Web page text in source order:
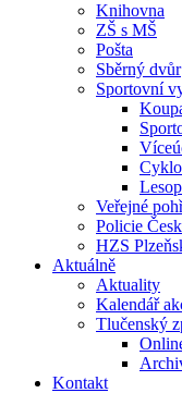
Knihovna
ZŠ s MŠ
Pošta
Sběrný dvůr
Sportovní
Veřejné
Policie
HZS
Aktuálně
Aktuality
Kalendář
Tlučenský
Kontakt